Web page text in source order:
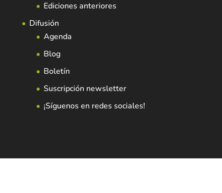
Ediciones anteriores
Difusión
Agenda
Blog
Boletín
Suscripción newsletter
¡Síguenos en redes sociales!